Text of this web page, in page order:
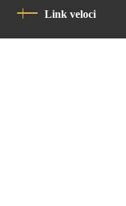
Link veloci